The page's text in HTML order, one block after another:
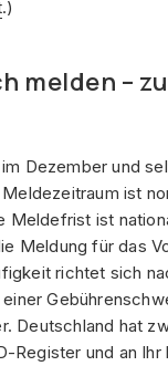
.)
melden –
Dezember und
ist
Meldefrist ist
Meldung für das
richtet sich
Deutschland hat
Register und an